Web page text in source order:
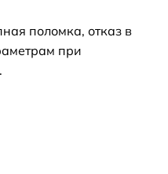
поломка, отказ в
при